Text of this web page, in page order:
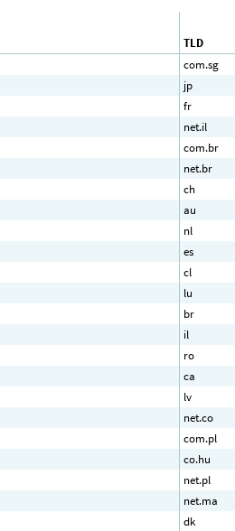
TLD
com.sg
jp
fr
net.il
com.br
net.br
ch
au
nl
es
cl
lu
br
il
ro
ca
lv
net.co
com.pl
co.hu
net.pl
net.ma
dk